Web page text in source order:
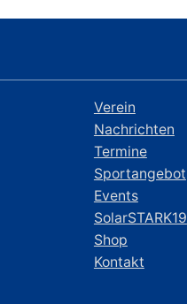
Verein
Nachrichten
Termine
Sportangebot
Events
SolarSTARK19
Shop
Kontakt